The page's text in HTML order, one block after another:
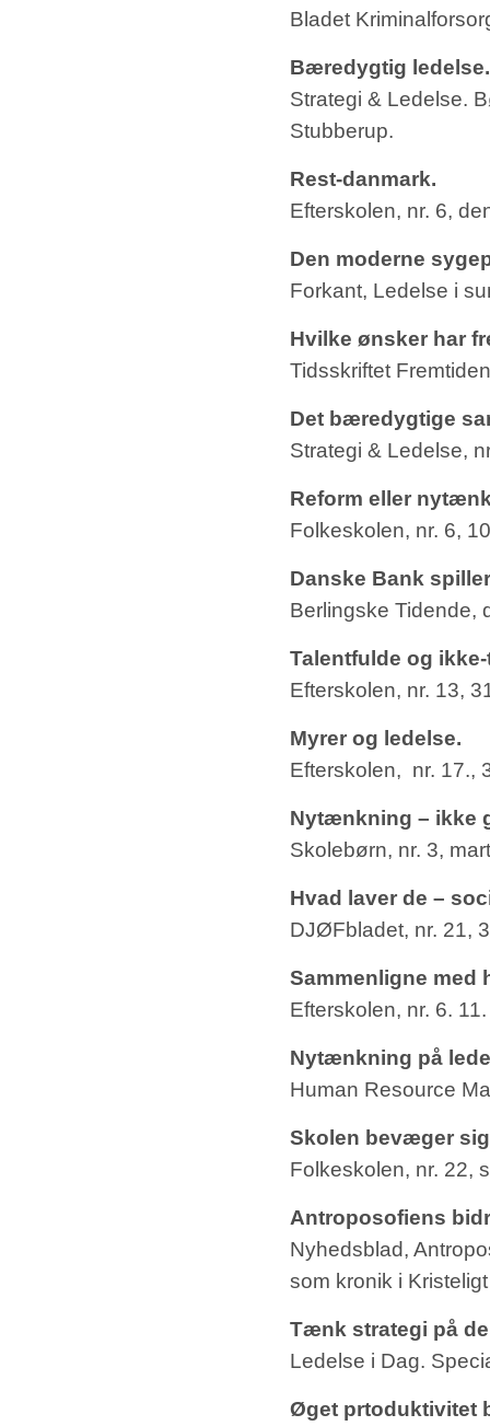
Bladet
Bæredygtig ledelse.
Strategi & Ledelse.
Stubberup.
Rest-danmark.
Efterskolen, nr. 6,
Den moderne
Forkant, Ledelse i
Hvilke ønsker har
Tidsskriftet
Det bæredygtige
Strategi & Ledelse,
Reform eller
Folkeskolen, nr. 6,
Danske Bank
Berlingske Tidende,
Talentfulde og
Efterskolen, nr. 13,
Myrer og ledelse.
Efterskolen, nr. 17.,
Nytænkning – ikke
Skolebørn, nr. 3,
Hvad laver de –
DJØFbladet, nr. 21,
Sammenligne med
Efterskolen, nr. 6.
Nytænkning på
Human Resource
Skolen bevæger
Folkeskolen, nr. 22,
Antroposofiens
Nyhedsblad,
som kronik i
Tænk strategi på
Ledelse i Dag.
Øget prtoduktivitet